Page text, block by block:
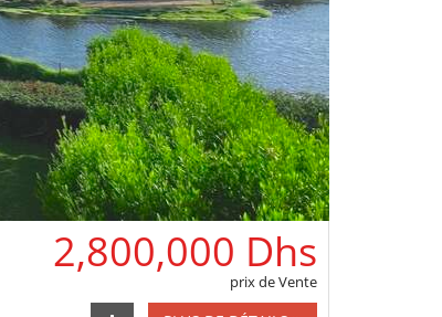
2,800,000 Dhs
prix de Vente